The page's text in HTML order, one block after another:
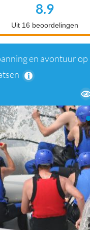
en avontuur
8.9
Uit 16 beoordelingen